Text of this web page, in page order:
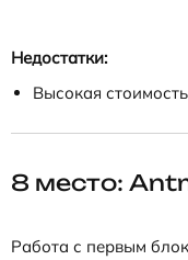
Недостатки:
Высокая
8 место:
Работа с первым